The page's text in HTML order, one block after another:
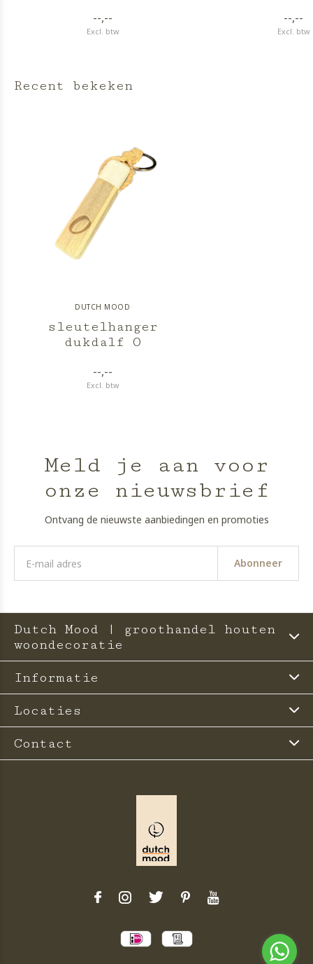
--,--
Excl. btw
--,--
Excl. btw
Recent bekeken
DUTCH MOOD
sleutelhanger
dukdalf O
--,--
Excl. btw
Meld je aan voor
onze nieuwsbrief
Ontvang de nieuwste aanbiedingen en promoties
Abonneer
Dutch Mood | groothandel houten
woondecoratie
Informatie
Locaties
Contact